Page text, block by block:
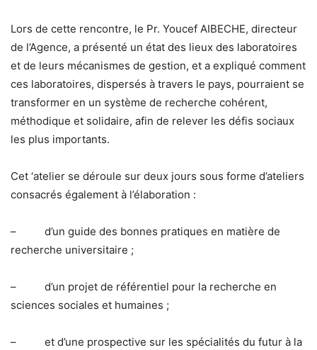
Lors de cette rencontre, le Pr. Youcef AIBECHE, directeur
de l’Agence, a présenté un état des lieux des laboratoires
et de leurs mécanismes de gestion, et a expliqué comment
ces laboratoires, dispersés à travers le pays, pourraient se
transformer en un système de recherche cohérent,
méthodique et solidaire, afin de relever les défis sociaux
les plus importants.
Cet ‘atelier se déroule sur deux jours sous forme d’ateliers
consacrés également à l’élaboration :
– d’un guide des bonnes pratiques en matière de
recherche universitaire ;
– d’un projet de référentiel pour la recherche en
sciences sociales et humaines ;
– et d’une prospective sur les spécialités du futur à la